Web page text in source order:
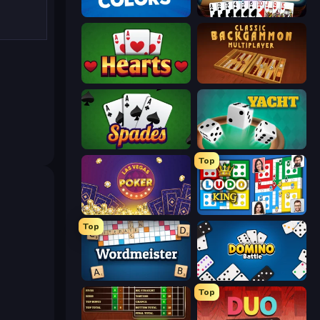
Gin Rummy Mania
Hearts: Classic Backgammon Online
Spades Yacht
Las Vegas Poker
Top
Ludo King
Top
Wordmeister Domino Battle
Top